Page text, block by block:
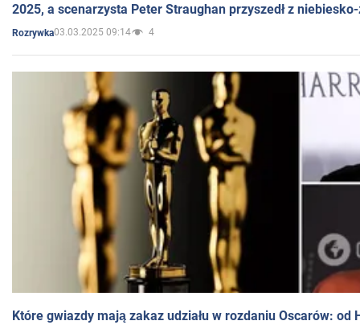
2025, a scenarzysta Peter Straughan przyszedł z
Rozrywka03.03.2025 09:14 4
Które gwiazdy mają zakaz udziału w rozdaniu Oscarów: od